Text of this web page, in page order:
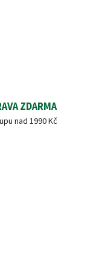
ZDARMA
nad 1990 Kč